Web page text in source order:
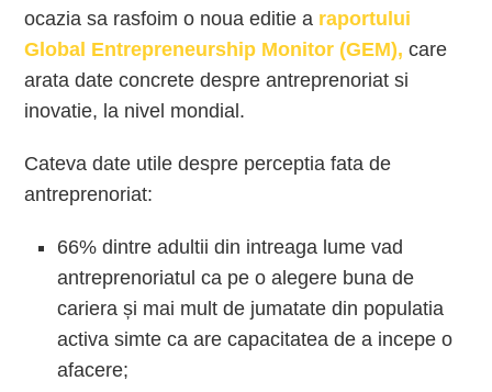
ocazia sa rasfoim o noua editie a raportului
Global Entrepreneurship Monitor (GEM), care
arata date concrete despre antreprenoriat si
inovatie, la nivel mondial.
Cateva date utile despre perceptia fata de
antreprenoriat:
66% dintre adultii din intreaga lume vad
antreprenoriatul ca pe o alegere buna de
cariera și mai mult de jumatate din populatia
activa simte ca are capacitatea de a incepe o
afacere;